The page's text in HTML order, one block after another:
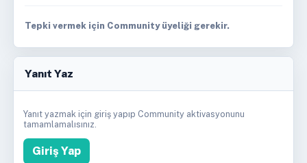
Tepki vermek için Community üyeliği gerekir.
Yanıt Yaz
Yanıt yazmak için giriş yapıp Community aktivasyonunu
tamamlamalısınız.
Giriş Yap